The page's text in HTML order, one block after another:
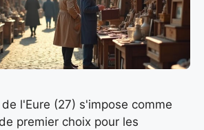
l'Eure (27) s'impose comme
premier choix pour les